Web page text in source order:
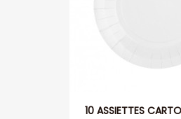
10 ASSIETTES